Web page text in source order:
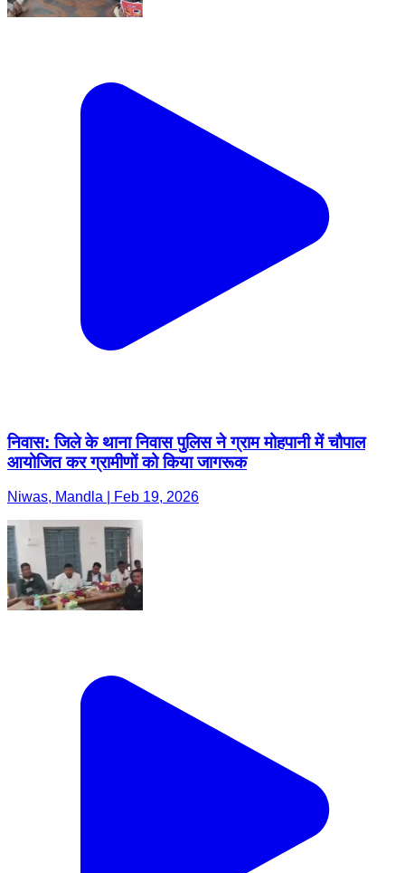
निवास: जिले के थाना निवास पुलिस ने ग्राम मोहपानी में चौपाल
आयोजित कर ग्रामीणों को किया जागरूक
Niwas, Mandla | Feb 19, 2026